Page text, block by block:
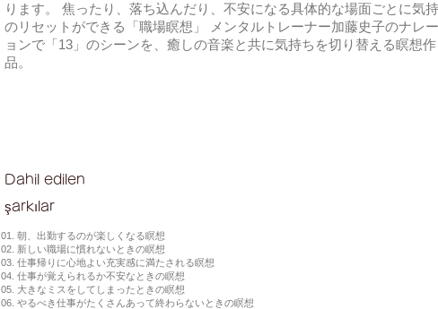
ります。 焦ったり、落ち込んだり、不安になる具体的な場面ごとに気
のリセットができる「職場瞑想」 メンタルトレーナー加藤史子のナレ
ョンで「13」のシーンを、癒しの音楽と共に気持ちを切り替える瞑想作
品。
Dahil edilen
şarkılar
01. 朝、出勤するのが楽しくなる瞑想
02. 新しい職場に慣れないときの瞑想
03. 仕事帰りに心地よい充実感に満たされる瞑想
04. 仕事が覚えられるか不安なときの瞑想
05. 大きなミスをしてしまったときの瞑想
06. やるべき仕事がたくさんあって終わらないときの瞑想